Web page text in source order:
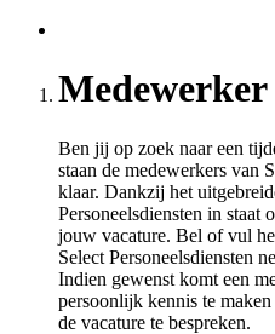
Medewerker
Ben jij op zoek naar een
staan de medewerkers van
klaar. Dankzij het
Personeelsdiensten in staat
jouw vacature. Bel of vul
Select Personeelsdiensten
Indien gewenst komt een
persoonlijk kennis te
de vacature te bespreken.